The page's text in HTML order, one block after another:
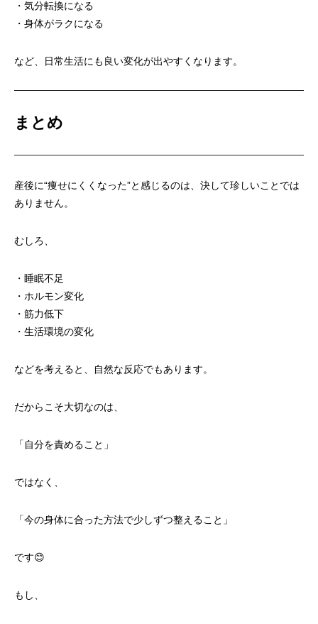
・気分転換になる
・身体がラクになる
など、日常生活にも良い変化が出やすくなります。
まとめ
産後に“痩せにくくなった”と感じるのは、決して珍しいことでは
ありません。
むしろ、
・睡眠不足
・ホルモン変化
・筋力低下
・生活環境の変化
などを考えると、自然な反応でもあります。
だからこそ大切なのは、
「自分を責めること」
ではなく、
「今の身体に合った方法で少しずつ整えること」
です😊
もし、